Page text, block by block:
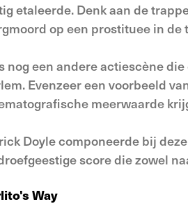
etaleerde. Denk aan de
op een prostituee in de
nog een andere actiescène
Evenzeer een voorbeeld
meerwaarde
Doyle componeerde bij
score die zowel
Way